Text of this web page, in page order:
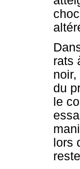
rats
du
le
lors